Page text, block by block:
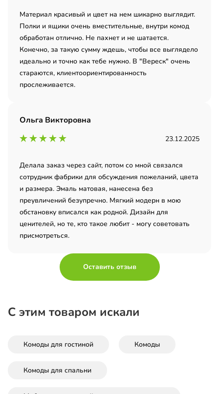
Материал красивый и цвет на нем шикарно выглядит.
Полки и ящики очень вместительные, внутри комод
обработан отлично. Не пахнет и не шатается.
Конечно, за такую сумму ждешь, чтобы все выглядело
идеально и точно как тебе нужно. В "Вереск" очень
стараются, клиентоориентированность
прослеживается.
Ольга Викторовна
23.12.2025
Делала заказ через сайт, потом со мной связался
сотрудник фабрики для обсуждения пожеланий, цвета
и размера. Эмаль матовая, нанесена без
преувличений безупречно. Мягкий модерн в мою
обстановку вписался как родной. Дизайн для
ценителей, но те, кто такое любит - могу советовать
присмотреться.
Оставить отзыв
С этим товаром искали
Комоды для гостиной Комоды
Комоды для спальни